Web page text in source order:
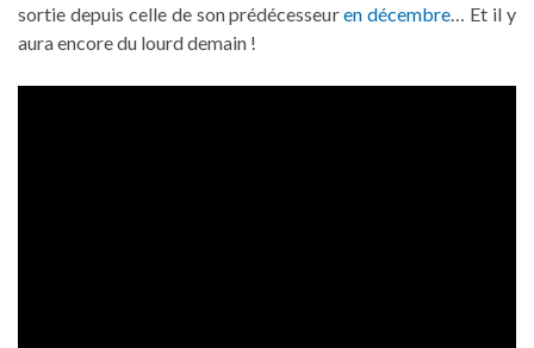
sortie depuis celle de son prédécesseuren décembre… Et il y
aura encore du lourd demain !